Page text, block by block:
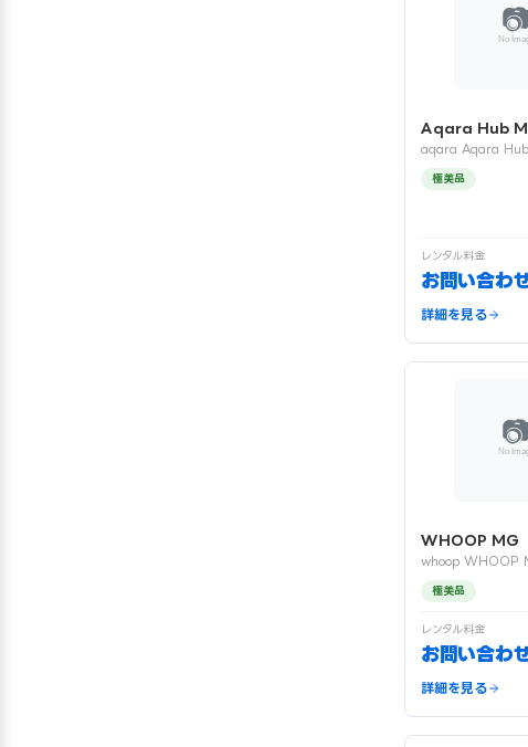
Aqara Hub
aqara Aqara
極美品
レンタル料金
お問い合わ
詳細を見る
WHOOP MG
whoop WHOOP
極美品
レンタル料金
お問い合わ
詳細を見る